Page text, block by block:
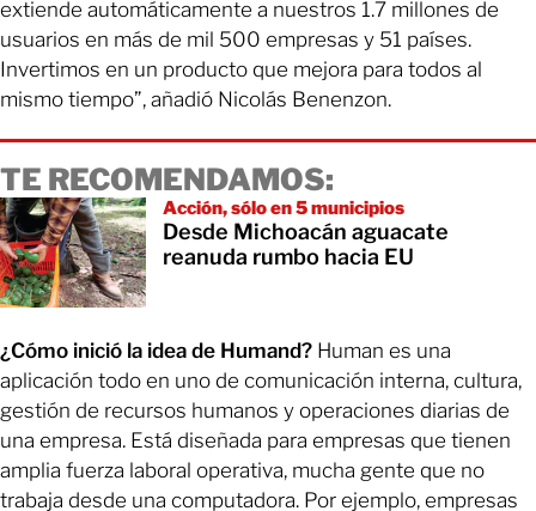
extiende automáticamente a nuestros 1.7 millones de
usuarios en más de mil 500 empresas y 51 países.
Invertimos en un producto que mejora para todos al
mismo tiempo”, añadió Nicolás Benenzon.
TE RECOMENDAMOS:
Acción, sólo en 5 municipios
Desde Michoacán aguacate
reanuda rumbo hacia EU
¿Cómo inició la idea de Humand? Human es una
aplicación todo en uno de comunicación interna, cultura,
gestión de recursos humanos y operaciones diarias de
una empresa. Está diseñada para empresas que tienen
amplia fuerza laboral operativa, mucha gente que no
trabaja desde una computadora. Por ejemplo, empresas